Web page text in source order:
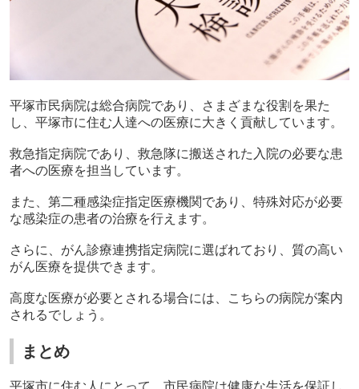
平塚市民病院は総合病院であり、さまざまな役割を果た
し、平塚市に住む人達への医療に大きく貢献しています。
救急指定病院であり、救急隊に搬送された入院の必要な患
者への医療を担当しています。
また、第二種感染症指定医療機関であり、特殊対応が必要
な感染症の患者の治療を行えます。
さらに、がん診療連携指定病院に選ばれており、質の高い
がん医療を提供できます。
高度な医療が必要とされる場合には、こちらの病院が案内
されるでしょう。
まとめ
平塚市に住む人にとって、市民病院は健康な生活を保証し